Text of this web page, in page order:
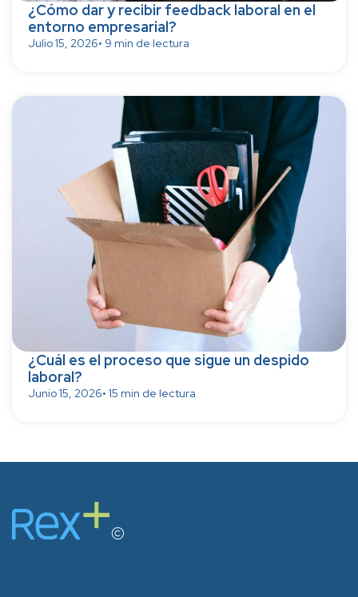
¿Cómo dar y recibir feedback laboral en el
entorno empresarial?
Julio 15, 2026• 9 min de lectura
¿Cuál es el proceso que sigue un despido
laboral?
Junio 15, 2026• 15 min de lectura